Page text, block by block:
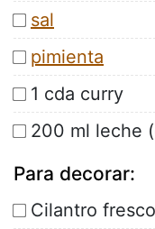
sal
pimienta
1 cda curry
200 ml leche
Para decorar:
Cilantro fresco